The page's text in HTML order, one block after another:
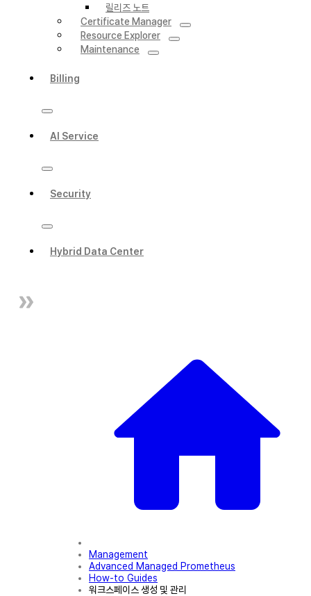
릴리즈 노트
Certificate Manager
Resource Explorer
Maintenance
Billing
AI Service
Security
Hybrid Data Center
Management
Advanced Managed Prometheus
How-to Guides
워크스페이스 생성 및 관리